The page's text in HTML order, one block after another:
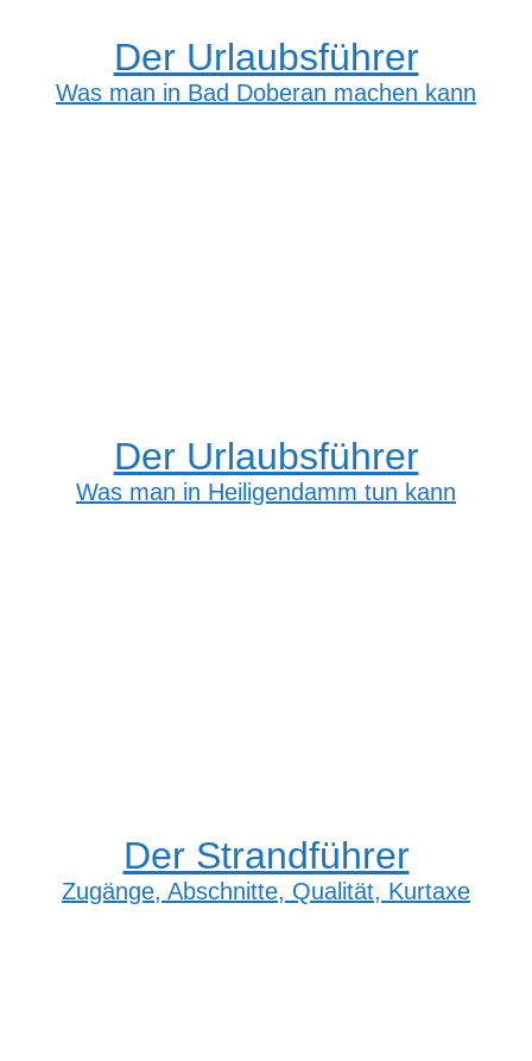
Der Urlaubsführer
Was man in Bad Doberan machen kann
Der Urlaubsführer
Was man in Heiligendamm tun kann
Der Strandführer
Zugänge, Abschnitte, Qualität, Kurtaxe